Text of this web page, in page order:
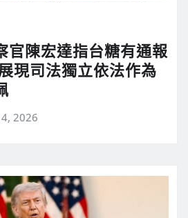
官陳宏達指台糖有通報
現司法獨立依法作為
2026